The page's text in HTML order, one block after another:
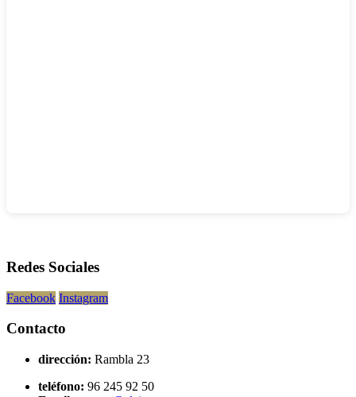
Redes Sociales
Facebook Instagram
Contacto
dirección: Rambla 23
teléfono: 96 245 92 50